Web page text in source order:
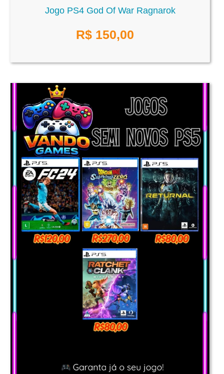
Jogo PS4 God Of War Ragnarok
R$ 150,00